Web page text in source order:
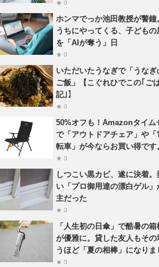
★ 0
ホンマでっか池田教授が警鐘
うちにやってくる、子どもの
を「AIが奪う」日
★ 0
いただいたうなぎで「うなぎ
ご飯」【こぐれひでこの｢ご
記｣】
★ 0
50%オフも！Amazonタイム
で「アウトドアチェア」や「
転車」が今ならお買い得です
★ 0
しつこい黒カビ、遂に決着。
い「プロ御用達の漂白ゲル」
主だった
★ 0
「人生初の日傘」で酷暑の
が優雅に。貸した友人もその
うほど「夏の相棒」になりま
★ 0